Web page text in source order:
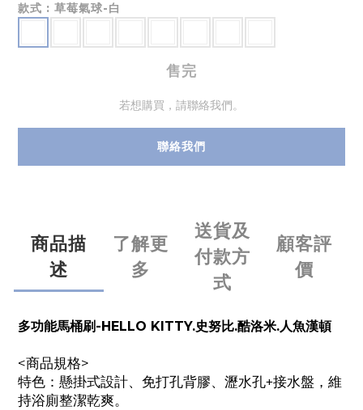
款式 : 草莓氣球-白
售完
若想購買，請聯絡我們。
聯絡我們
商品描
述
了解更
多
送貨及
付款方
式
顧客評
價
多功能馬桶刷-HELLO KITTY.史努比.酷洛米.人魚漢頓
<商品規格>
特色：懸掛式設計、免打孔背膠、瀝水孔+接水盤，維
持浴廁整潔乾爽。